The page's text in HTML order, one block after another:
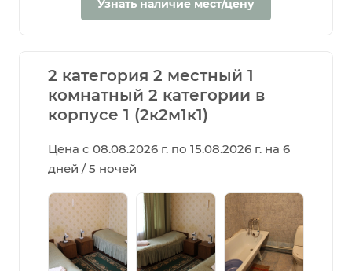
Узнать наличие мест/цену
2 категория 2 местный 1
комнатный 2 категории в
корпусе 1 (2к2м1к1)
Цена с 08.08.2026 г. по 15.08.2026 г. на 6
дней / 5 ночей